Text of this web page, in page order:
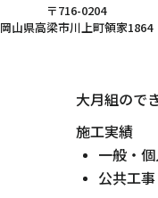
〒716-0204
岡山県高梁市川上町領家1864
大月組ので
施工実績
一般・
公共工事